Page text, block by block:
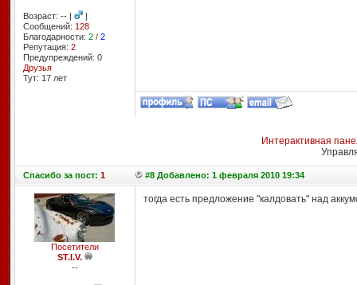
Возраст: -- |
|
Сообщений: 128
Благодарности: 2/ 2
Репутация: 2
Предупреждений: 0
Друзья
Тут: 17 лет
Интерактивная
Спасибоза пост: 1 #8 Добавлено: 1 февраля 2010 19:34
Посетители
ST.I.V.
--
тогда есть предложение "калдовать" над